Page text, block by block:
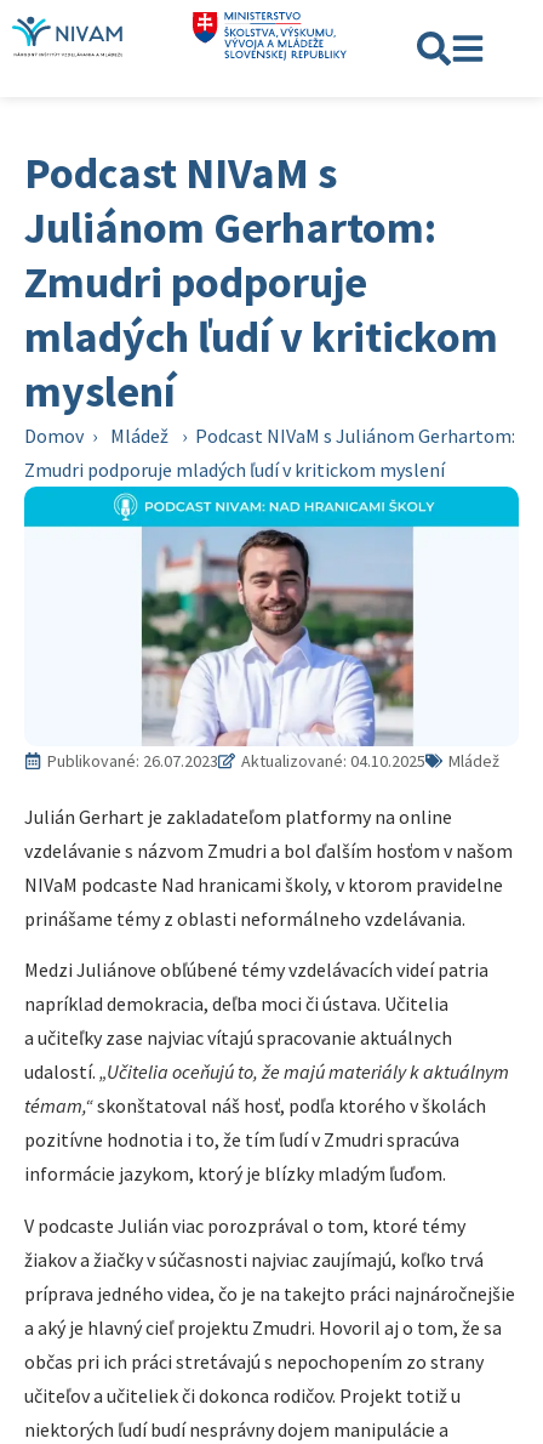
Podcast NIVaM s
Juliánom Gerhartom:
Zmudri podporuje
mladých ľudí v kritickom
myslení
Domov › Mládež › Podcast NIVaM s Juliánom Gerhartom:
Zmudri podporuje mladých ľudí v kritickom myslení
Publikované: 26.07.2023 Aktualizované: 04.10.2025 Mládež
Julián Gerhart je zakladateľom platformy na online
vzdelávanie s názvom Zmudri a bol ďalším hosťom v našom
NIVaM podcaste Nad hranicami školy, v ktorom pravidelne
prinášame témy z oblasti neformálneho vzdelávania.
Medzi Juliánove obľúbené témy vzdelávacích videí patria
napríklad demokracia, deľba moci či ústava. Učitelia
a učiteľky zase najviac vítajú spracovanie aktuálnych
udalostí. „Učitelia oceňujú to, že majú materiály k aktuálnym
témam,“skonštatoval náš hosť, podľa ktorého v školách
pozitívne hodnotia i to, že tím ľudí v Zmudri spracúva
informácie jazykom, ktorý je blízky mladým ľuďom.
V podcaste Julián viac porozprával o tom, ktoré témy
žiakov a žiačky v súčasnosti najviac zaujímajú, koľko trvá
príprava jedného videa, čo je na takejto práci najnáročnejšie
a aký je hlavný cieľ projektu Zmudri. Hovoril aj o tom, že sa
občas pri ich práci stretávajú s nepochopením zo strany
učiteľov a učiteliek či dokonca rodičov. Projekt totiž u
niektorých ľudí budí nesprávny dojem manipulácie a